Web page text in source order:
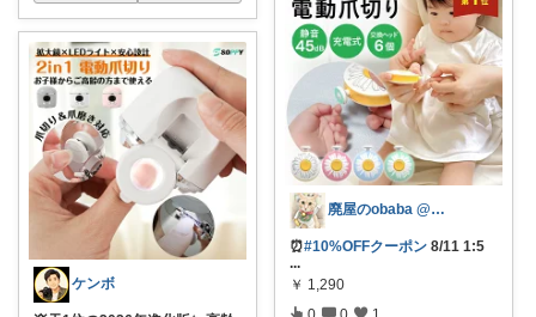
ケンボ
廃屋のobaba @ 感謝🙏ほぼ朝コレ
⏰#10%OFFクーポン 8/11 1:5
...
￥ 1,290
0 0 1